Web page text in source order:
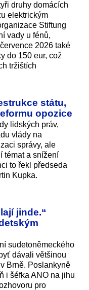
druhy domácích
elektrickým
Stiftung
vady u fénů,
2026 také
do 150 eur, což
tržištích
státu,
opozice
lidských práv,
vlády na
správy, ale
témat a snížení
to řekl předseda
Kupka.
jinde.“
sudetoněmeckého
dávali většinou
Brně. Poslankyně
i šéfka ANO na jihu
pro